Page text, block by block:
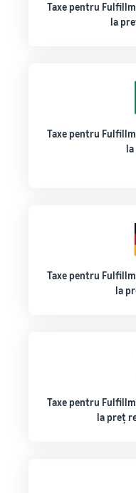
Taxe pentru
la
Taxe pentru
Taxe pentru
la
Taxe pentru
la preț